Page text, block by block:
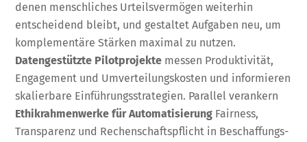
denen menschliches Urteilsvermögen weiterhin
entscheidend bleibt, und gestaltet Aufgaben neu, um
komplementäre Stärken maximal zu nutzen.
Datengestützte Pilotprojekte messen Produktivität,
Engagement und Umverteilungskosten und informieren
skalierbare Einführungsstrategien. Parallel verankern
Ethikrahmenwerke für Automatisierung Fairness,
Transparenz und Rechenschaftspflicht in Beschaffungs-